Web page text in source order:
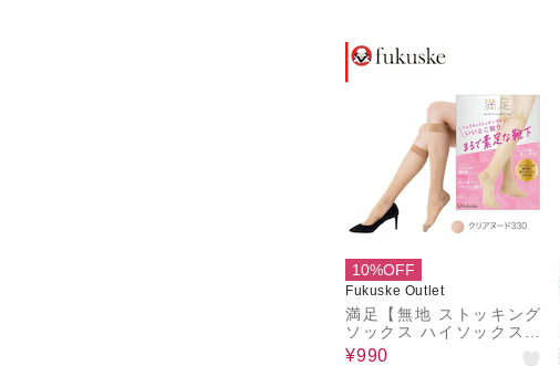
10%OFF
Fukuske Outlet
満足【無地 ストッキング
ソックス ハイソックス丈
消臭加工】
¥990